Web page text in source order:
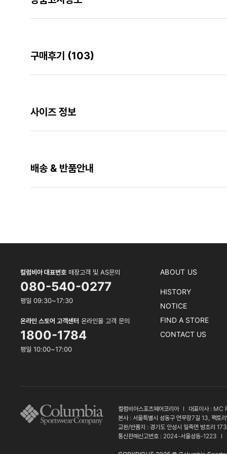
구매후기 (103)
사이즈 정보
배송 & 반품안내
컬럼비아 대표번호 매장고객 및 AS문의
080-540-0277
평일 09:30~17:30
온라인 스토어 고객센터 온라인몰 고객 문의
1800-1784
평일 10:00~17:00
ABOUT US
HISTORY
NOTICE
FIND A STORE
CONTACT US
컬럼비아스포츠웨어코리아 l 대표이사 : MC
본사 : 서울특별시 성동구 연무장7길 13, 팩토
교환/반품지 : 경기도 안성시 일죽면 방초리
통신판매신고번호 : 2024-서울성동-1223
l